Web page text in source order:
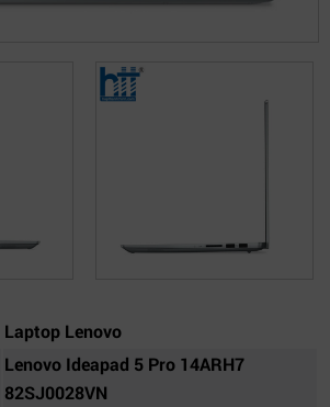
Laptop Lenovo
Lenovo Ideapad 5 Pro 14ARH7
82SJ0028VN